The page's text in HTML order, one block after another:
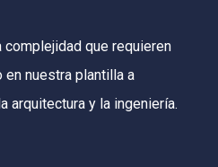
que requieren
nuestra plantilla a
arquitectura y la ingeniería.